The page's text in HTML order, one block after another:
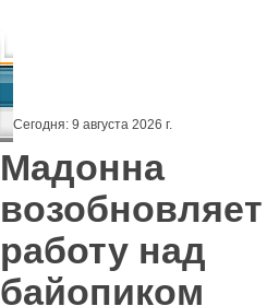
Сегодня: 9 августа 2026 г.
Мадонна
возобновляет
работу над
байопиком